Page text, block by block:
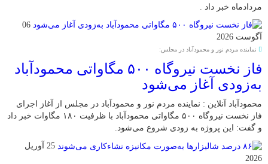
مردادماه خبر داد .
06
آگوست 2026
نماینده مردم نور و محمودآباد در مجلس:
فاز نخست نیروگاه ۵۰۰ مگاواتی محمودآباد
به‌زودی آغاز می‌شود
محمودآباد آنلاین : نماینده مردم نور و محمودآباد در مجلس از آغاز اجرای
فاز نخست نیروگاه ۵۰۰ مگاواتی محمودآباد با ظرفیت ۱۸۰ مگاوات خبر داد
و گفت: این پروژه به زودی شروع می‌شود.
25 آوریل
2026